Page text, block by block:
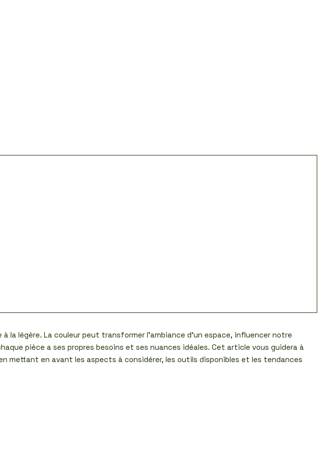
la légère. La couleur peut transformer l’ambiance d’un espace, influencer notre
pièce a ses propres besoins et ses nuances idéales. Cet article vous guidera à
en avant les aspects à considérer, les outils disponibles et les tendances